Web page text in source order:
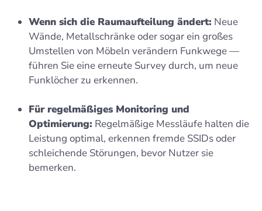
Wenn sich die Raumaufteilung ändert: Neue
Wände, Metallschränke oder sogar ein großes
Umstellen von Möbeln verändern Funkwege —
führen Sie eine erneute Survey durch, um neue
Funklöcher zu erkennen.
Für regelmäßiges Monitoring und
Optimierung: Regelmäßige Messläufe halten die
Leistung optimal, erkennen fremde SSIDs oder
schleichende Störungen, bevor Nutzer sie
bemerken.